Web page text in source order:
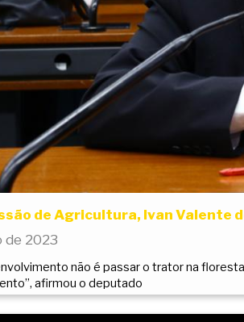
de Agricultura, Ivan Valente
de 2023
não é passar o trator na
afirmou o deputado